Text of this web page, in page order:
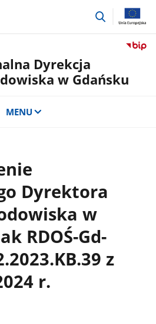
przejdź
Dyrekcja
w Gdańsku
MENU
Dyrektora
w
RDOŚ-Gd-
z
r.